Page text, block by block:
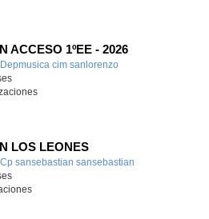
ACCESO 1ºEE - 2026
Depmusica cim sanlorenzo-
LOS LEONES
Cp sansebastian sansebastian